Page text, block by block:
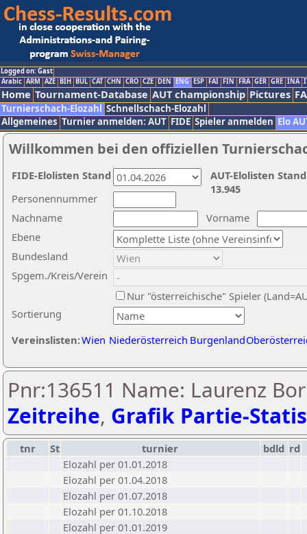
Logged on: Gast
Arabic ARM AZE BIH BUL CAT CHN CRO CZE DEN ENG ESP FAI FIN FRA GER GRE INA
Home Tournament-Database AUT championship Pictures
Turnierschach-Elozahl Schnellschach-Elozahl
Allgemeines Turnier anmelden: AUT FIDE Spieler anmelden Elo
Willkommen bei den offiziellen
Nachname
Vorname
Ebene
Sortierung
Personennummer
Bundesland
Spgem./Kreis/Verein
Nur "österreichische" Spieler
Vereinslisten:Wien Niederösterreich Burgenland
AUT-Elolisten
13.945
FIDE-Elolisten Stand
Pnr:136511 Name: Laurenz
Zeitreihe, Grafik Partie-
tnr St turnier bdld rd
Elozahl per 01.01.2018
Elozahl per 01.04.2018
Elozahl per 01.07.2018
Elozahl per 01.10.2018
Elozahl per 01.01.2019